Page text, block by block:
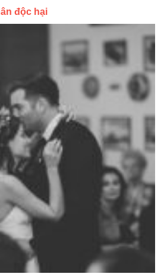
độc hại